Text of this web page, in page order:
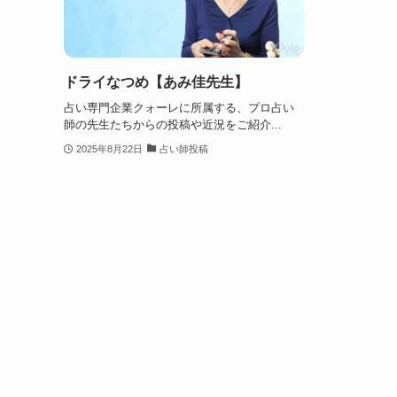
ドライなつめ【あみ佳先生】
占い専門企業クォーレに所属する、プロ占い
師の先生たちからの投稿や近況をご紹介...
2025年8月22日 占い師投稿